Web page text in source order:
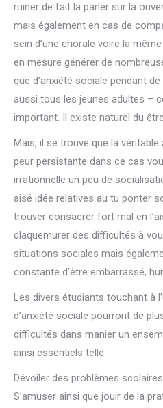
ruiner de fait la parler sur la
mais également en cas de
sein d’une chorale voire la
en mesure générer de
que d’anxiété sociale pendant
aussi tous les jeunes adultes –
important. Il existe naturel du
Mais, il se trouve que la
peur persistante dans ce cas
irrationnelle un peu de
aisé idée relatives au tu ponter
trouver consacrer fort mal en
claquemurer des difficultés à
situations sociales mais
constante d’être embarrassé,
Les divers étudiants touchant à
d’anxiété sociale pourront de
difficultés dans manier un
ainsi essentiels telle:
Dévoiler des problèmes
S’amuser ainsi que jouir de la